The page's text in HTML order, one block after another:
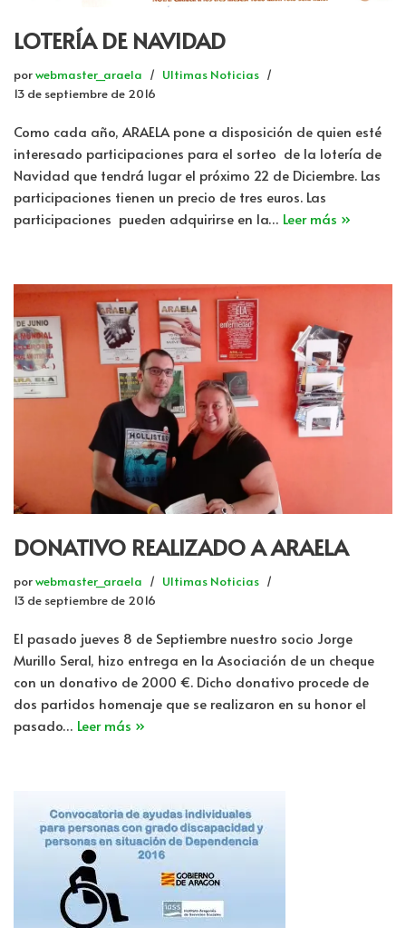
LOTERÍA DE NAVIDAD
porwebmaster_araela
Ultimas Noticias
13 de septiembre de 2016
Como cada año, ARAELA pone a disposición de quien esté
interesado participaciones para el sorteo de la lotería de
Navidad que tendrá lugar el próximo 22 de Diciembre. Las
participaciones tienen un precio de tres euros. Las
participaciones pueden adquirirse en la… Leer más »
DONATIVO REALIZADO A ARAELA
porwebmaster_araela
Ultimas Noticias
13 de septiembre de 2016
El pasado jueves 8 de Septiembre nuestro socio Jorge
Murillo Seral, hizo entrega en la Asociación de un cheque
con un donativo de 2000 €. Dicho donativo procede de
dos partidos homenaje que se realizaron en su honor el
pasado… Leer más »